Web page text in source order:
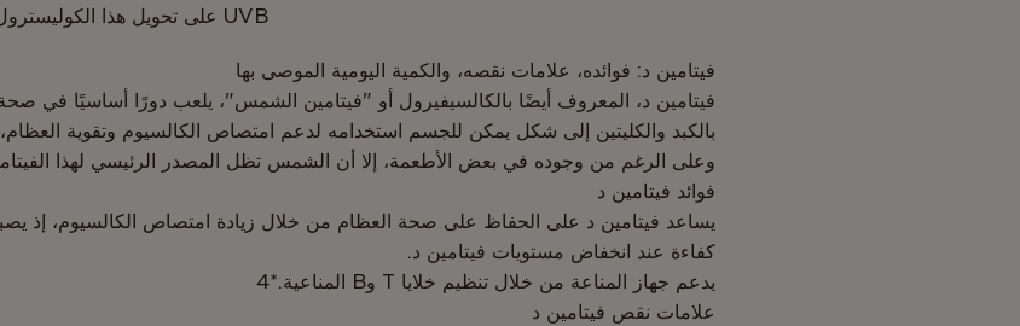
UVB على تحويل هذا الكوليسترول في الجلد إلى سلف فيتامين د3.
Body
فيتامين د: فوائده، علامات نقصه، والكمية اليومية الموصى بها
فيتامين د، المعروف أيضًا بالكالسيفيرول أو "فيتامين الشمس"، يلعب دورًا أساسيًا في
بالكبد والكليتين إلى شكل يمكن للجسم استخدامه لدعم امتصاص الكالسيوم وتقوية
وعلى الرغم من وجوده في بعض الأطعمة، إلا أن الشمس تظل المصدر الرئيسي لهذا
فوائد فيتامين د
يساعد فيتامين د على الحفاظ على صحة العظام من خلال زيادة امتصاص الكالسيوم، إذ
كفاءة عند انخفاض مستويات فيتامين د.
يدعم جهاز المناعة من خلال تنظيم خلايا T وB المناعية.*4
علامات نقص فيتامين د